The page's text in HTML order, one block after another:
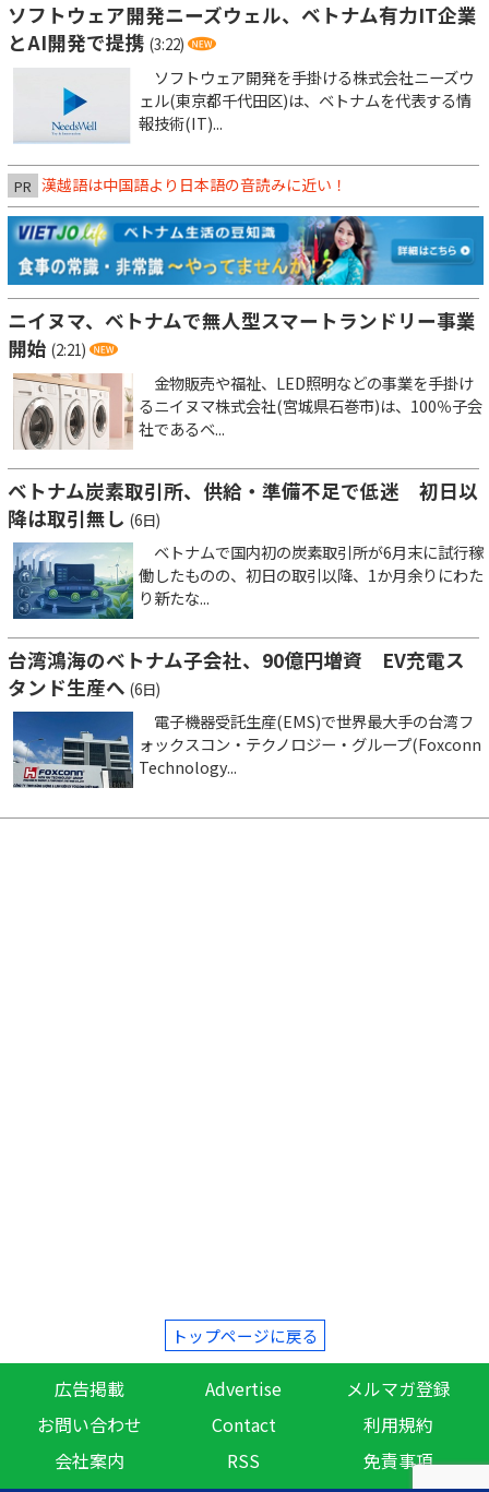
ソフトウェア開発ニーズウェル、ベトナム有力IT企業
とAI開発で提携 (3:22)
ソフトウェア開発を手掛ける株式会社ニーズウ
ェル(東京都千代田区)は、ベトナムを代表する情
報技術(IT)...
PR 漢越語は中国語より日本語の音読みに近い！
ニイヌマ、ベトナムで無人型スマートランドリー事業
開始 (2:21)
金物販売や福祉、LED照明などの事業を手掛け
るニイヌマ株式会社(宮城県石巻市)は、100％子会
社であるベ...
ベトナム炭素取引所、供給・準備不足で低迷 初日以
降は取引無し (6日)
ベトナムで国内初の炭素取引所が6月末に試行稼
働したものの、初日の取引以降、1か月余りにわた
り新たな...
台湾鴻海のベトナム子会社、90億円増資 EV充電ス
タンド生産へ (6日)
電子機器受託生産(EMS)で世界最大手の台湾フ
ォックスコン・テクノロジー・グループ(Foxconn
Technology...
トップページに戻る
広告掲載 Advertise
メルマガ登録
お問い合わせ
Contact
利用規約
会社案内
RSS 免責事項